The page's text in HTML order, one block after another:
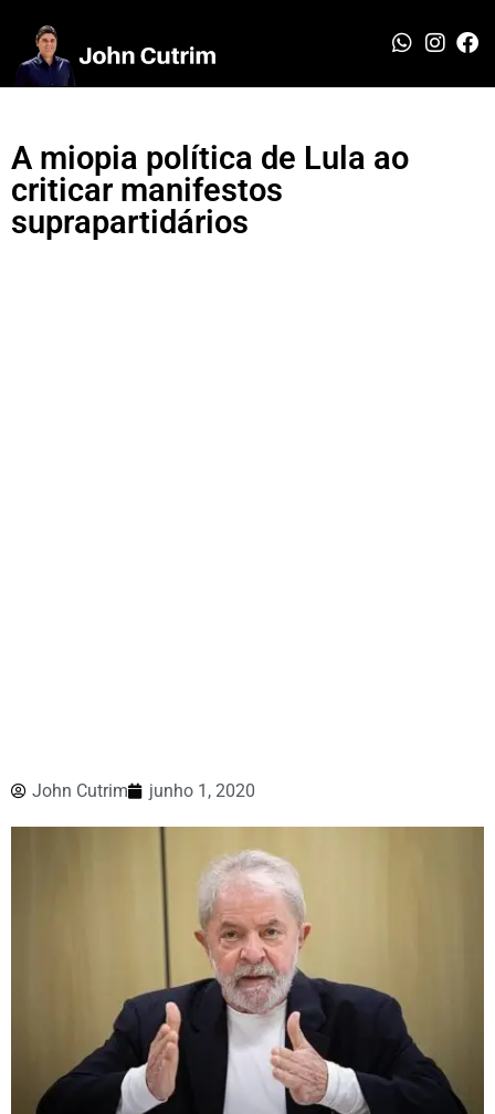
A miopia política de Lula ao
criticar manifestos
suprapartidários
John Cutrim junho 1, 2020